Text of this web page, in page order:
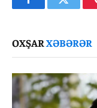
FacebookTwitter
OXŞARXƏBƏRƏR